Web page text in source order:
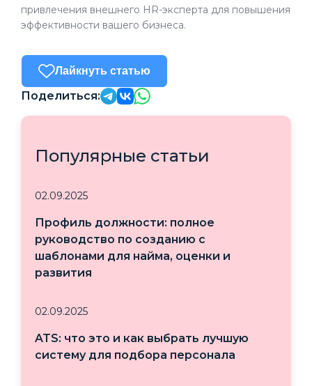
привлечения внешнего HR-эксперта для повышения
эффективности вашего бизнеса.
Лайкнуть статью
Поделиться:
Популярные статьи
02.09.2025
Профиль должности: полное
руководство по созданию с
шаблонами для найма, оценки и
развития
02.09.2025
ATS: что это и как выбрать лучшую
систему для подбора персонала